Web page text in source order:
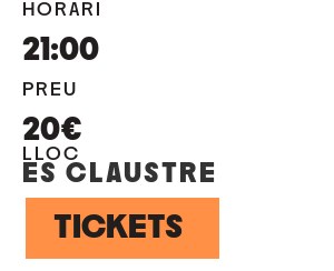
HORARI
21:00
PREU
20€
LLOC
ES CLAUSTRE
TICKETS